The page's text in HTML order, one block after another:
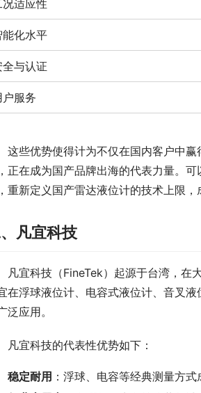
况适应性
能化水平
全与认证
户服务
些优势使得计为不仅在国内客户中赢
正在成为国产品牌出海的代表力量。
重新定义国产雷达液位计的技术上限，
凡宜科技
宜科技（FineTek）起源于台湾，在大
在浮球液位计、电容式液位计、音叉
泛应用。
宜科技的代表性优势如下：
稳定耐用 ：浮球、电容等经典测量方式